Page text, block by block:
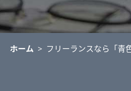
ホーム > フリーランスなら「青